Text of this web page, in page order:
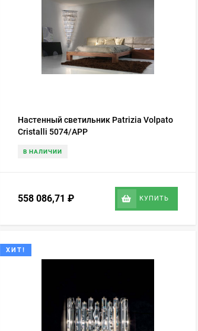
Настенный светильник Patrizia Volpato
Cristalli 5074/APP
В НАЛИЧИИ
558 086,71₽ КУПИТЬ
ХИТ!